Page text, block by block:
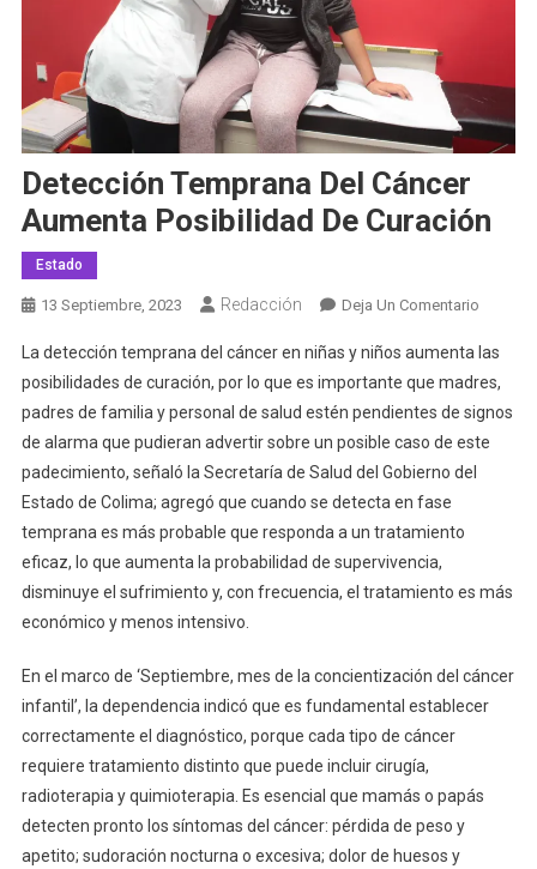
Detección Temprana Del Cáncer
Aumenta Posibilidad De Curación
Estado
13 Septiembre, 2023 Redacción Deja Un ComentarioEn
Del
Cáncer
La detección temprana del cáncer en niñas y niños aumenta las
posibilidades de curación, por lo que es importante que madres,
padres de familia y personal de salud estén pendientes de signos
de alarma que pudieran advertir sobre un posible caso de este
padecimiento, señaló la Secretaría de Salud del Gobierno del
Estado de Colima; agregó que cuando se detecta en fase
temprana es más probable que responda a un tratamiento
eficaz, lo que aumenta la probabilidad de supervivencia,
disminuye el sufrimiento y, con frecuencia, el tratamiento es más
económico y menos intensivo.
En el marco de ‘Septiembre, mes de la concientización del cáncer
infantil’, la dependencia indicó que es fundamental establecer
correctamente el diagnóstico, porque cada tipo de cáncer
requiere tratamiento distinto que puede incluir cirugía,
radioterapia y quimioterapia. Es esencial que mamás o papás
detecten pronto los síntomas del cáncer: pérdida de peso y
apetito; sudoración nocturna o excesiva; dolor de huesos y